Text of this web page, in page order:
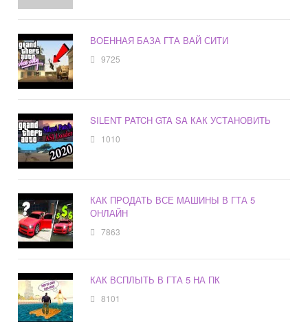
ВОЕННАЯ БАЗА ГТА ВАЙ СИТИ
9725
SILENT PATCH GTA SA КАК УСТАНОВИТЬ
1010
КАК ПРОДАТЬ ВСЕ МАШИНЫ В ГТА 5
ОНЛАЙН
7863
КАК ВСПЛЫТЬ В ГТА 5 НА ПК
8101